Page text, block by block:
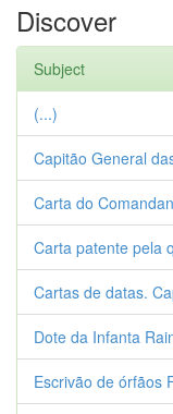
Discover
Subject
(...)
Capitão General
Carta do
Carta patente pela
Cartas de datas.
Dote da Infanta
Escrivão de órfãos